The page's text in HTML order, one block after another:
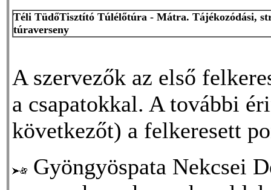
Téli TüdőTisztító Túlélőtúra - Mátra. Tájékozódási,
túraverseny
A szervezők az első
a csapatokkal. A további
következőt) a felkeresett
Gyöngyöspata Nekcsei